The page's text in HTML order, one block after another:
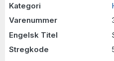
Kategori
Varenummer
Engelsk Titel
Stregkode